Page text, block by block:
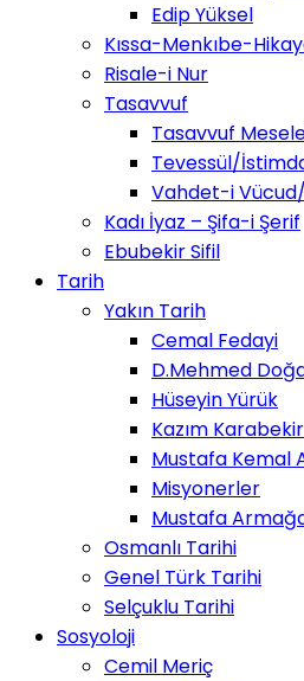
Edip Yüksel
Kıssa-Menkıbe-
Risale-i Nur
Tasavvuf
Tasavvuf
Tevessül/
Vahdet-i
Kadı İyaz – Şifa-i Şerif
Ebubekir Sifil
Tarih
Yakın Tarih
Cemal Fedayi
D.Mehmed
Hüseyin Yürük
Kazım Karabekir
Mustafa Kemal
Misyonerler
Mustafa
Osmanlı Tarihi
Genel Türk Tarihi
Selçuklu Tarihi
Sosyoloji
Cemil Meriç